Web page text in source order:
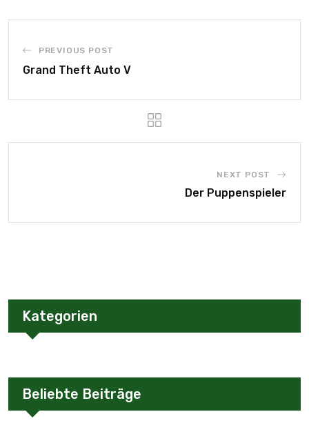
PREVIOUS POST
Grand Theft Auto V
NEXT POST
Der Puppenspieler
Kategorien
Beliebte Beiträge